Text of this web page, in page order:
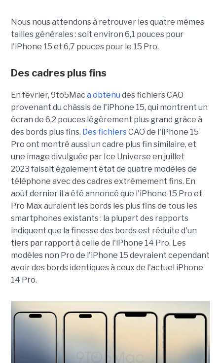
Nous nous attendons à retrouver les quatre mêmes
tailles générales : soit environ 6,1 pouces pour
l'iPhone 15 et 6,7 pouces pour le 15 Pro.
Des cadres plus fins
En février, 9to5Mac a obtenu des fichiers CAO
provenant du châssis de l'iPhone 15, qui montrent un
écran de 6,2 pouces légèrement plus grand grâce à
des bords plus fins. Des fichiersCAO de l'iPhone 15
Pro ont montré aussi un cadre plus fin similaire, et
une image divulguée par Ice Universe en juillet
2023 faisait également état de quatre modèles de
téléphone avec des cadres extrêmement fins. En
août dernier il a été annoncé que l'iPhone 15 Pro et
Pro Max auraient les bords les plus fins de tous les
smartphones existants : la plupart des rapports
indiquent que la finesse des bords est réduite d'un
tiers par rapport à celle de l'iPhone 14 Pro. Les
modèles non Pro de l'iPhone 15 devraient cependant
avoir des bords identiques à ceux de l'actuel iPhone
14 Pro.